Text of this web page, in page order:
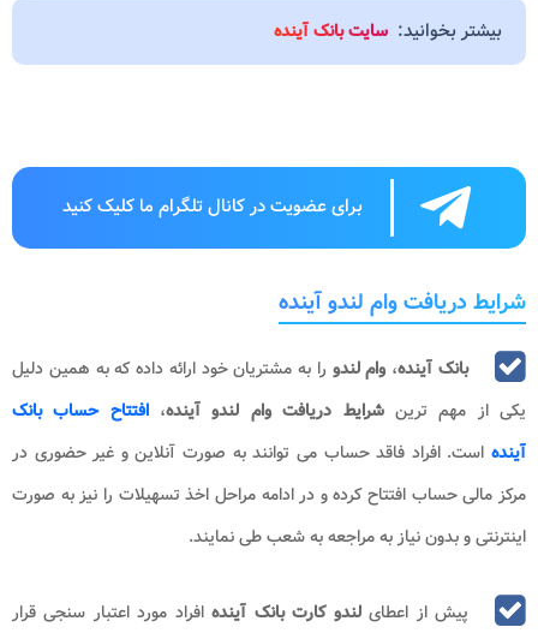
بیشتر بخوانید: سایت بانک آینده
برای عضویت در کانال تلگرام ما کلیک کنید
شرایط دریافت وام لندو آینده
بانک آینده، وام لندو را به مشتریان خود ارائه داده که به همین دلیل
یکی از مهم ترینشرایط دریافت وام لندو آینده،افتتاح حساب بانک
آینده است. افراد فاقد حساب می توانند به صورت آنلاین و غیر حضوری در
مرکز مالی حساب افتتاح کرده و در ادامه مراحل اخذ تسهیلات را نیز به صورت
اینترنتی و بدون نیاز به مراجعه به شعب طی نمایند.
پیش از اعطایلندو کارت بانک آیندهافراد مورد اعتبار سنجی قرار